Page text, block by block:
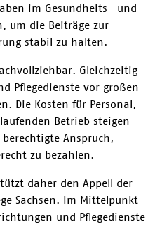
im Gesundheits- und
um die Beiträge zur
stabil zu halten.
Gleichzeitig
Pflegedienste vor großen
Die Kosten für Personal,
Betrieb steigen
Anspruch,
zu bezahlen.
daher den Appell der
Sachsen. Im Mittelpunkt
und Pflegedienste